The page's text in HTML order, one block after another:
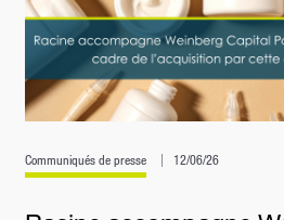
Communiqués de presse 12/06/26